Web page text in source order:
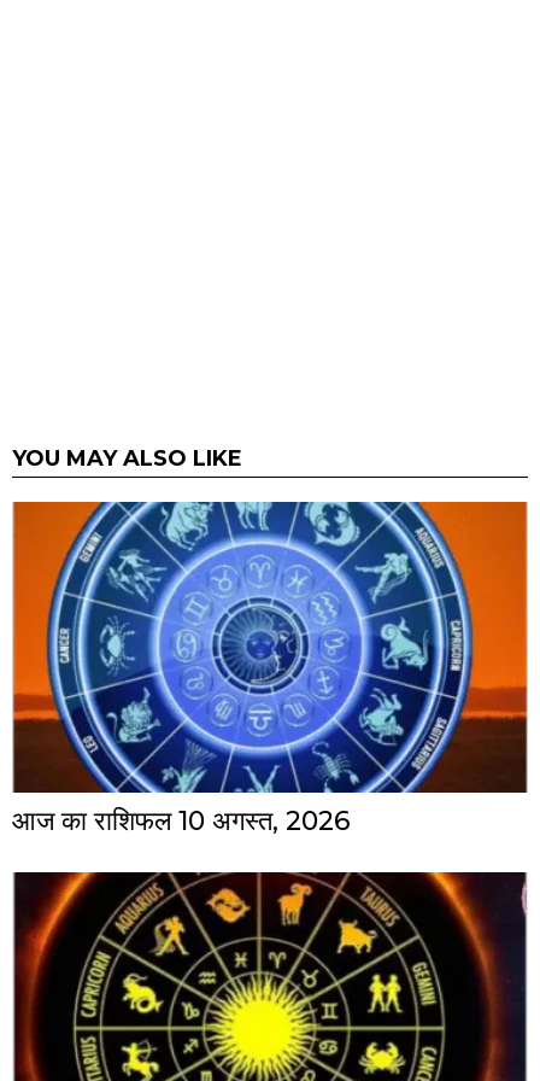
YOU MAY ALSO LIKE
आज का राशिफल 10 अगस्त, 2026